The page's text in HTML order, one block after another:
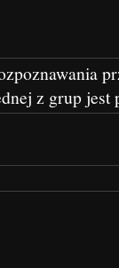
z grup jest